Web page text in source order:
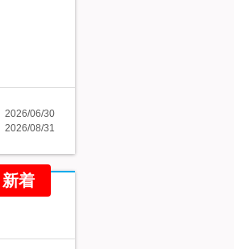
2026/06/30
2026/08/31
新着